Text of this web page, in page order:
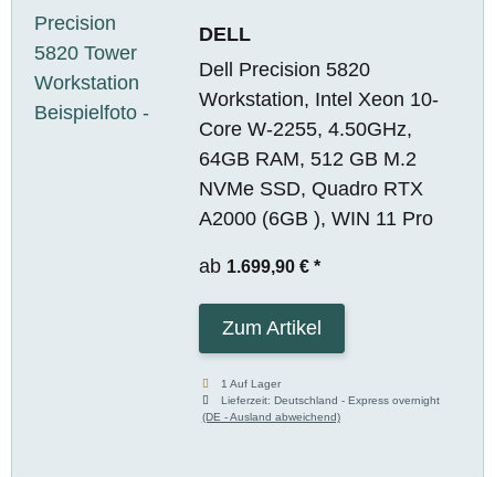
DELL
Dell Precision 5820
Workstation, Intel Xeon 10-
Core W-2255, 4.50GHz,
64GB RAM, 512 GB M.2
NVMe SSD, Quadro RTX
A2000 (6GB ), WIN 11 Pro
ab 1.699,90 € *
Zum Artikel
1 Auf Lager
Lieferzeit:Deutschland - Express overnight
(DE - Ausland abweichend)